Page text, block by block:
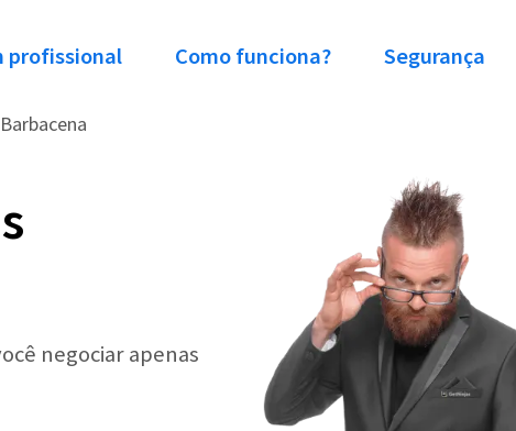
profissional Como funciona? Segurança
Barbacena
negociar apenas